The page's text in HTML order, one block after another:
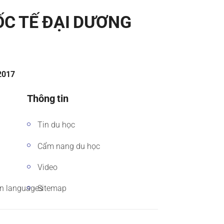
TẾ ĐẠI DƯƠNG
languages
Thông tin
Tin du học
Cẩm nang du học
Video
Sitemap